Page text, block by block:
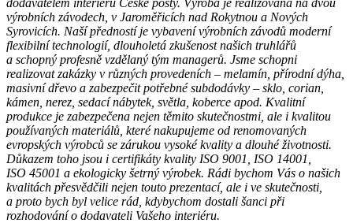
dodavatelem interiérů České pošty. Výroba je realizována na dvou
výrobních závodech, v Jaroměřicích nad Rokytnou a Nových
Syrovicích. Naší předností je vybavení výrobních závodů moderní
flexibilní technologií, dlouholetá zkušenost našich truhlářů
a schopný profesně vzdělaný tým managerů. Jsme schopni
realizovat zakázky v různých provedeních – melamín, přírodní dýha,
masivní dřevo a zabezpečit potřebné subdodávky – sklo, corian,
kámen, nerez, sedací nábytek, světla, koberce apod. Kvalitní
produkce je zabezpečena nejen těmito skutečnostmi, ale i kvalitou
používaných materiálů, které nakupujeme od renomovaných
evropských výrobců se zárukou vysoké kvality a dlouhé životnosti.
Důkazem toho jsou i certifikáty kvality ISO 9001, ISO 14001,
ISO 45001 a ekologicky šetrný výrobek. Rádi bychom Vás o našich
kvalitách přesvědčili nejen touto prezentací, ale i ve skutečnosti,
a proto bych byl velice rád, kdybychom dostali šanci při
rozhodování o dodavateli Vašeho interiéru.